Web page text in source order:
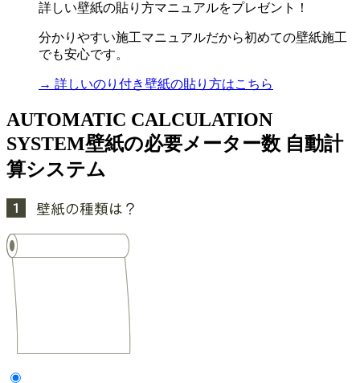
詳しい壁紙の貼り方マニュアルをプレゼント！
分かりやすい施工マニュアルだから初めての壁紙施工
でも安心です。
→ 詳しいのり付き壁紙の貼り方はこちら
AUTOMATIC CALCULATION
SYSTEM壁紙の必要メーター数 自動計
算システム